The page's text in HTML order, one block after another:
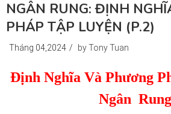
NGÂN RUNG: ĐỊNH
PHÁP TẬP LUYỆN (P.2)
Tháng 04,2024 / by Tony Tuan
Định Nghĩa Và Phương
Ngân Rung